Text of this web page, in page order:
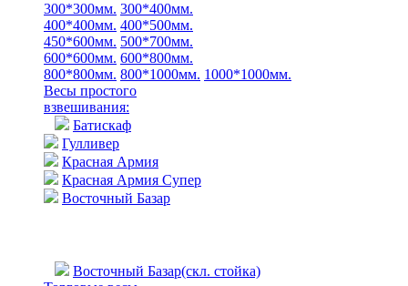
300*300мм. 300*400мм.
400*400мм. 400*500мм.
450*600мм. 500*700мм.
600*600мм. 600*800мм.
800*800мм. 800*1000мм. 1000*1000мм.
Весы простого
взвешивания:
Батискаф
Гулливер
Красная Армия
Красная Армия Супер
Восточный Базар
Восточный Базар(скл. стойка)